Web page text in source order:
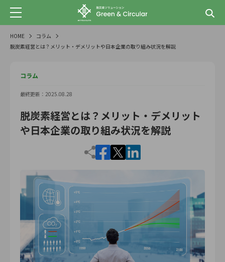
HOME
コラム
脱炭素経営とは？メリット・デメリットや日本企業の取り組み状況を解説
コラム
最終更新：2025.08.28
脱炭素経営とは？メリット・デメリット
や日本企業の取り組み状況を解説